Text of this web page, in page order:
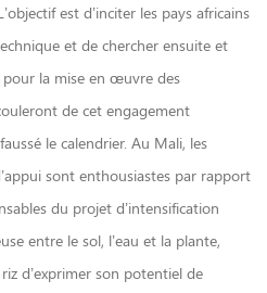
est d’inciter les pays africains
et de chercher ensuite et
la mise en œuvre des
de cet engagement
le calendrier. Au Mali, les
sont enthousiastes par rapport
du projet d’intensification
entre le sol, l’eau et la plante,
d’exprimer son potentiel de